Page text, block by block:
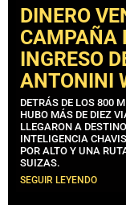
DINERO
CAMPAÑA
INGRESO
ANTONINI
DETRÁS DE LOS 800
HUBO MÁS DE DIEZ
LLEGARON A
INTELIGENCIA
POR ALTO Y UNA
SUIZAS.
SEGUIR LEYENDO